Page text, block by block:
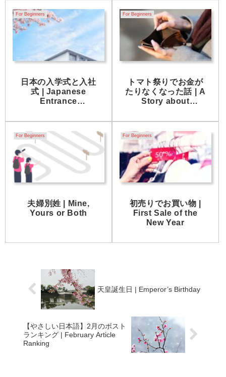
For Beginners
日本の入学式と入社
式 | Japanese
Entrance
Schools and
Companies
For Beginners
トマト祭りでお金が
たりなくなった話 | A
Story about
Money at the
Tomato Festival
For Beginners
夫婦別姓 | Mine,
Yours or Both
For Beginners
初売りでお買い物 |
First Sale of the
New Year
天皇誕生日 | Emperor’s Birthday
【やさしい日本語】2月のポスト
ランキング | February Article
Ranking